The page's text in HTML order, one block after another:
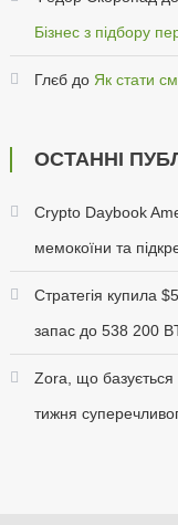
Бізнес з підбору
Глєбдо Як стати
ОСТАННІ
Crypto Daybook
мемокоїни та
Стратегія купила
запас до 538 200
Zora, що базується
тижня